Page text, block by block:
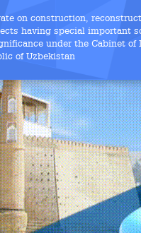
on construction,
having special important
under the Cabinet of
of Uzbekistan